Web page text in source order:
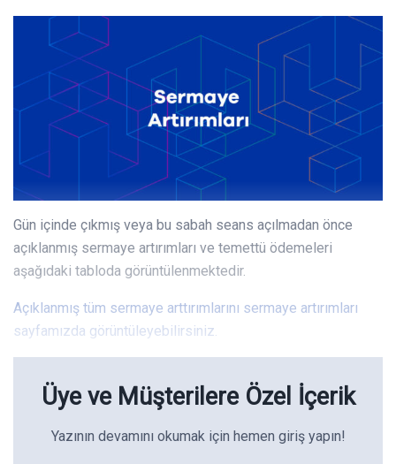
Gün içinde çıkmış veya bu sabah seans açılmadan önce
açıklanmış sermaye artırımları ve temettü ödemeleri
aşağıdaki tabloda görüntülenmektedir.
Açıklanmış tüm sermaye arttırımlarını sermaye artırımları
sayfamızda görüntüleyebilirsiniz.
Üye ve Müşterilere Özel İçerik
Yazının devamını okumak için hemen giriş yapın!